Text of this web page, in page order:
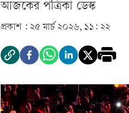
আজকের পত্রিকা ডেস্ক­
প্রকাশ : ২৫ মার্চ ২০২৬, ১১: ২২